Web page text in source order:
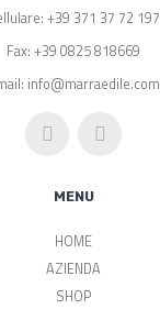
+39 371 37 72 197
Fax: +39 0825 818669
info@marraedile.com
MENU
HOME
AZIENDA
SHOP